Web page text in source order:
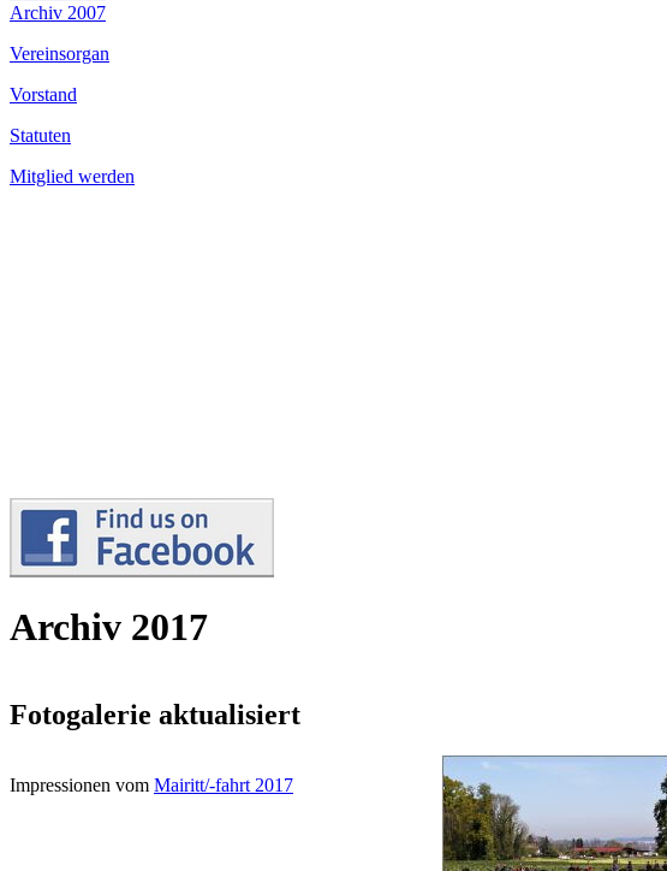
Archiv 2007
Vereinsorgan
Vorstand
Statuten
Mitglied werden
Archiv 2017
Fotogalerie aktualisiert
Impressionen vom Mairitt/-fahrt 2017